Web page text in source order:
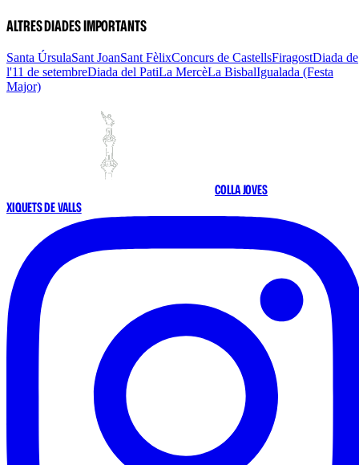
ALTRES DIADES IMPORTANTS
Santa ÚrsulaSant JoanSant FèlixConcurs de CastellsFiragostDiada de
l'11 de setembreDiada del PatiLa MercèLa BisbalIgualada (Festa
Major)
COLLA JOVES
XIQUETS DE VALLS